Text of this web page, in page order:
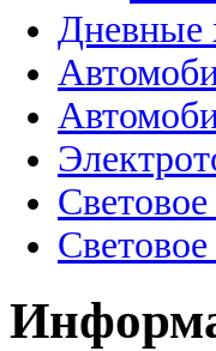
Дневные